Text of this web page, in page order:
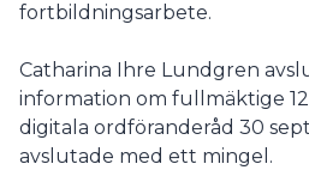
fortbildningsarbete.
Catharina Ihre Lundgren
information om fullmäktige
digitala ordföranderåd 30
avslutade med ett mingel.